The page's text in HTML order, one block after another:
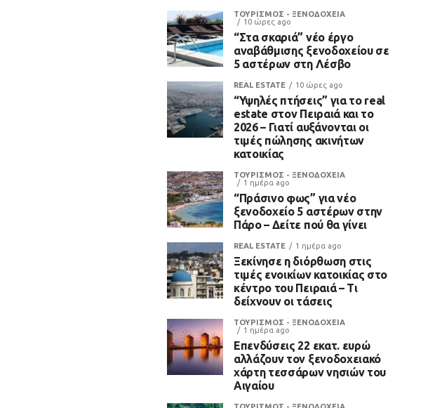
ΤΟΥΡΙΣΜΟΣ - ΞΕΝΟΔΟΧΕΙΑ
10 ώρες ago
“Στα σκαριά” νέο έργο
αναβάθμισης ξενοδοχείου σε
5 αστέρων στη Λέσβο
REAL ESTATE 10 ώρες ago
“Υψηλές πτήσεις” για το real
estate στον Πειραιά και το
2026 – Γιατί αυξάνονται οι
τιμές πώλησης ακινήτων
κατοικίας
ΤΟΥΡΙΣΜΟΣ - ΞΕΝΟΔΟΧΕΙΑ
1 ημέρα ago
“Πράσινο φως” για νέο
ξενοδοχείο 5 αστέρων στην
Πάρο – Δείτε πού θα γίνει
REAL ESTATE 1 ημέρα ago
Ξεκίνησε η διόρθωση στις
τιμές ενοικίων κατοικίας στο
κέντρο του Πειραιά – Τι
δείχνουν οι τάσεις
ΤΟΥΡΙΣΜΟΣ - ΞΕΝΟΔΟΧΕΙΑ
1 ημέρα ago
Επενδύσεις 22 εκατ. ευρώ
αλλάζουν τον ξενοδοχειακό
χάρτη τεσσάρων νησιών του
Αιγαίου